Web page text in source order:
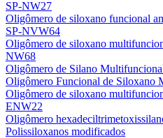
SP-NW27
Oligômero de siloxano funcional
SP-NVW64
Oligômero de siloxano
NW68
Oligômero de Silano
Oligômero Funcional de Siloxano
Oligômero de siloxano
ENW22
Oligômero
Polissiloxanos modificados